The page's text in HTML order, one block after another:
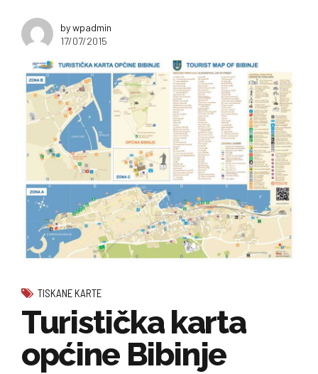
by wpadmin
17/07/2015
TISKANE KARTE
Turistička karta
općine Bibinje